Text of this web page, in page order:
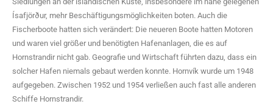
Ísafjörður, mehr Beschäftigungsmöglichkeiten boten. Auch die
Fischerboote hatten sich verändert: Die neueren Boote hatten Motoren
und waren viel größer und benötigten Hafenanlagen, die es auf
Hornstrandir nicht gab. Geografie und Wirtschaft führten dazu, dass ein
solcher Hafen niemals gebaut werden konnte. Hornvík wurde um 1948
aufgegeben. Zwischen 1952 und 1954 verließen auch fast alle anderen
Schiffe Hornstrandir.